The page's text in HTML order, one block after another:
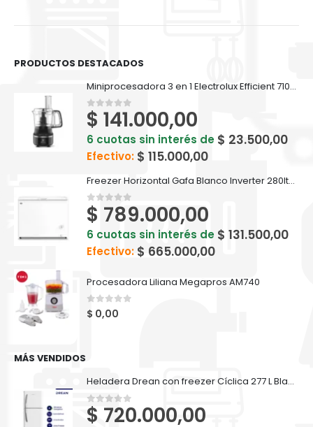
PRODUCTOS DESTACADOS
Miniprocesadora 3 en 1 Electrolux Efficient 710ml EFP500
0out of 5
$ 141.000,00
6 cuotas sin interés de $ 23.500,00
Efectivo: $ 115.000,00
Freezer Horizontal Gafa Blanco Inverter 280lts FGHI300B-L
0out of 5
$ 789.000,00
6 cuotas sin interés de $ 131.500,00
Efectivo: $ 665.000,00
Procesadora Liliana Megapros AM740
0 out of 5
$ 0,00
MÁS VENDIDOS
Heladera Drean con freezer Cíclica 277 L Blanca - HDR280F50B
0out of 5
$ 720.000,00